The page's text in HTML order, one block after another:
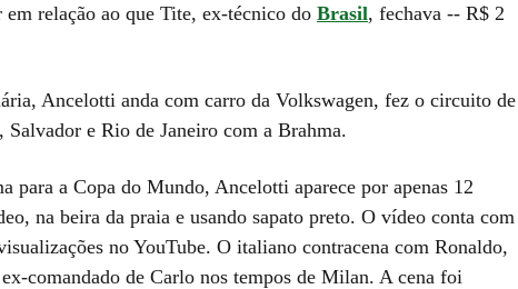
relação ao que Tite, ex-técnico do Brasil, fechava -- R$ 2
Ancelotti anda com carro da Volkswagen, fez o circuito de
Salvador e Rio de Janeiro com a Brahma.
para a Copa do Mundo, Ancelotti aparece por apenas 12
na beira da praia e usando sapato preto. O vídeo conta com
no YouTube. O italiano contracena com Ronaldo,
comandado de Carlo nos tempos de Milan. A cena foi